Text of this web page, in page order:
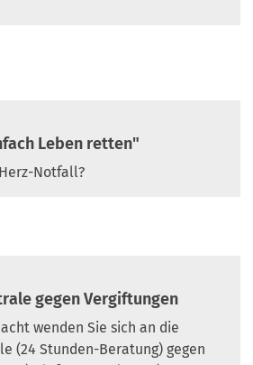
Leben retten"
Notfall?
gegen Vergiftungen
wenden Sie sich an die
(24 Stunden-Beratung) gegen